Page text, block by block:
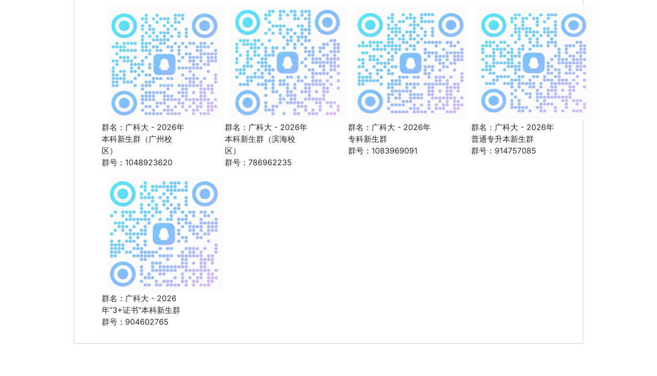
群名：广科大 - 2026年
本科新生群（广州校
区）
群号：1048923620
群名：广科大 - 2026年
本科新生群（滨海校
区）
群号：786962235
群名：广科大 - 2026年
专科新生群
群号：1083969091
群名：广科大 - 2026年
普通专升本新生群
群号：914757085
群名：广科大 - 2026
年“3+证书”本科新生群
群号：904602765